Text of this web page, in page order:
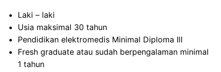
Laki – laki
Usia maksimal 30 tahun
Pendidikan elektromedis Minimal Diploma IlI
Fresh graduate atau sudah berpengalaman minimal
1 tahun